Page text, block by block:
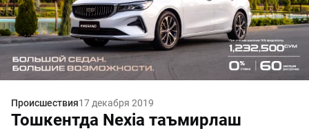
Происшествия17 декабря 2019
Тошкентда Nexia таъмирлаш